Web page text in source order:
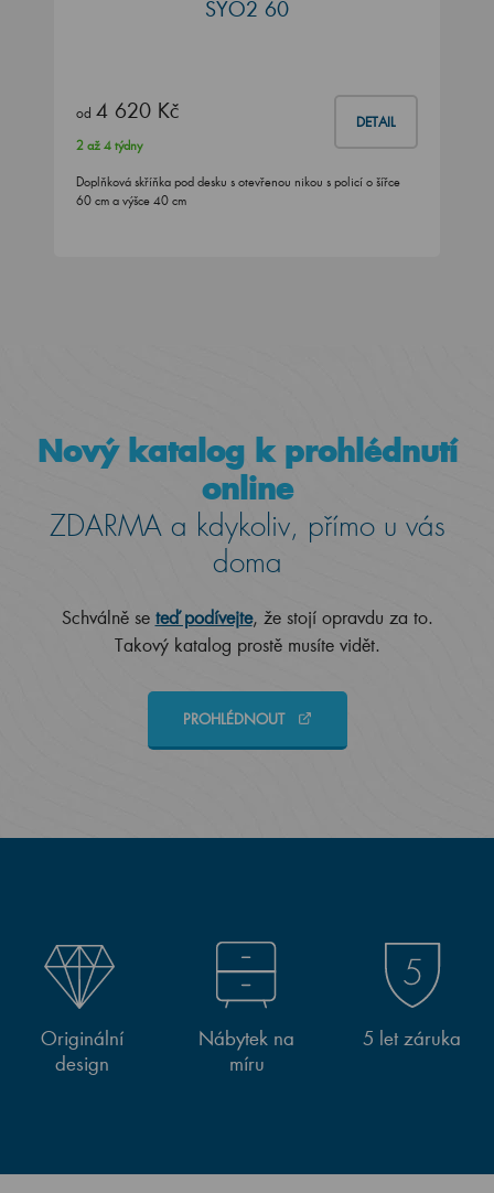
SYO2 60
od 4 620 Kč DETAIL
2 až 4 týdny
Doplňková skříňka pod desku s otevřenou nikou s policí o šířce
60 cm a výšce 40 cm
Nový katalog k prohlédnutí
online
ZDARMA a kdykoliv, přímo u vás
doma
Schválně se teď podívejte, že stojí opravdu za to.
Takový katalog prostě musíte vidět.
PROHLÉDNOUT
Originální
design
Nábytek na
míru
5 let záruka